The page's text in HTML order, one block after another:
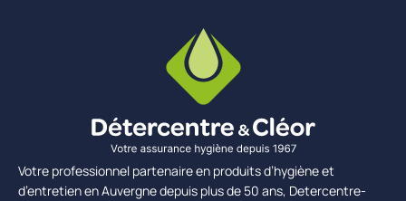
Votre professionnel partenaire en produits d’hygiène et
d’entretien en Auvergne depuis plus de 50 ans, Detercentre-